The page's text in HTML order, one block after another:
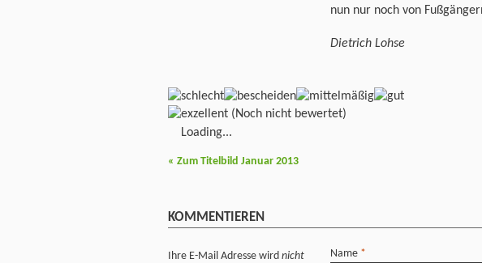
nun nur noch von
Dietrich Lohse
(Noch nicht bewertet)
Loading...
« Zum Titelbild Januar 2013
KOMMENTIEREN
Ihre E-Mail Adresse wird nicht
Name *